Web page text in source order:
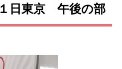
日東京 午後の部